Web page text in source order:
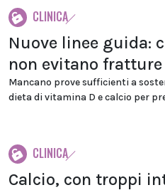
CLINICA
Nuove linee guida:
non evitano fratture
Mancano prove sufficienti a
dieta di vitamina D e calcio per
CLINICA
Calcio, con troppi